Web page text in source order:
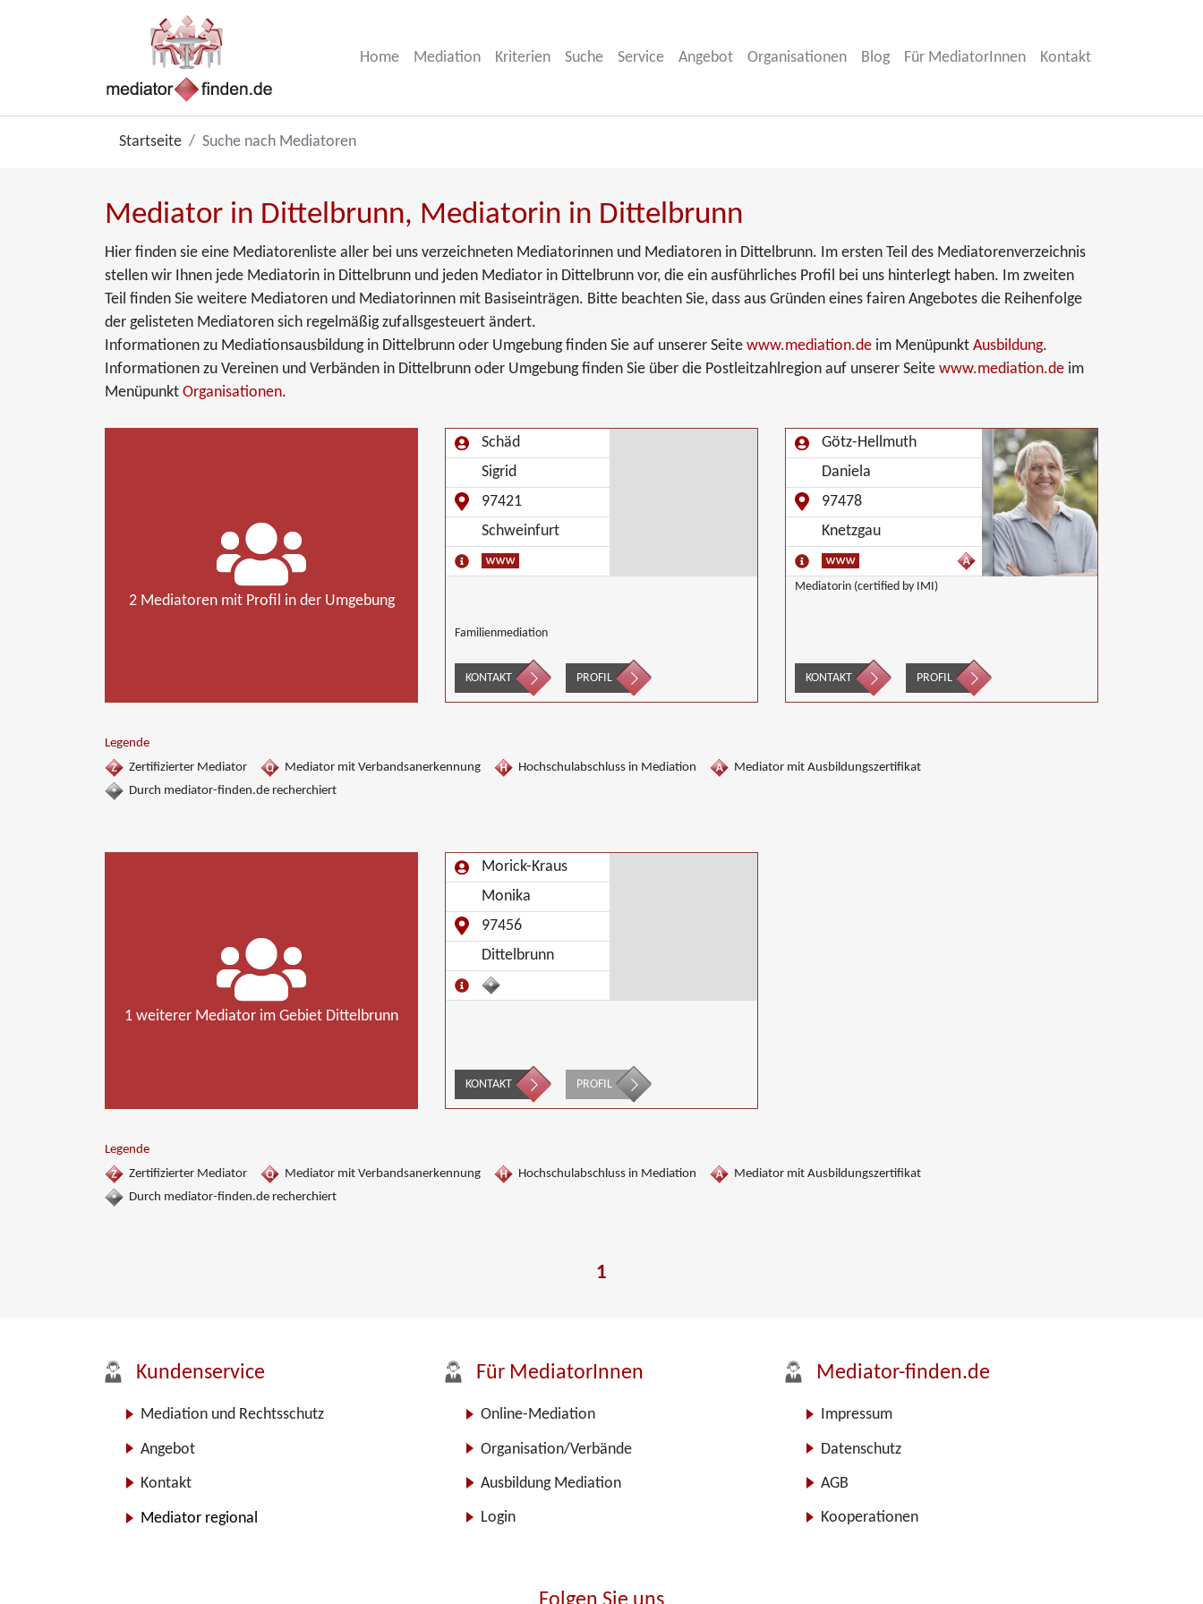
Home Mediation Kriterien Suche Service Angebot Organisationen Blog Für MediatorInnen Kontakt
Startseite Suche nach Mediatoren
Mediator in Dittelbrunn, Mediatorin in Dittelbrunn
Hier finden sie eine Mediatorenliste aller bei uns verzeichneten Mediatorinnen und Mediatoren in Dittelbrunn. Im ersten Teil des Mediatorenverzeichnis
stellen wir Ihnen jede Mediatorin in Dittelbrunn und jeden Mediator in Dittelbrunn vor, die ein ausführliches Profil bei uns hinterlegt haben. Im zweiten
Teil finden Sie weitere Mediatoren und Mediatorinnen mit Basiseinträgen. Bitte beachten Sie, dass aus Gründen eines fairen Angebotes die Reihenfolge
der gelisteten Mediatoren sich regelmäßig zufallsgesteuert ändert.
Informationen zu Mediationsausbildung in Dittelbrunn oder Umgebung finden Sie auf unserer Seite www.mediation.de im Menüpunkt Ausbildung.
Informationen zu Vereinen und Verbänden in Dittelbrunn oder Umgebung finden Sie über die Postleitzahlregion auf unserer Seite www.mediation.de im
Menüpunkt Organisationen.
2 Mediatoren mit Profil in der Umgebung
Schäd
Sigrid
97421
Schweinfurt
Familienmediation
KONTAKT PROFIL
Götz-Hellmuth
Daniela
97478
Knetzgau
Mediatorin (certified by IMI)
KONTAKT PROFIL
Legende
Zertifizierter Mediator
Mediator mit Verbandsanerkennung Hochschulabschluss in Mediation
Mediator mit Ausbildungszertifikat
Durch mediator-finden.de recherchiert
1 weiterer Mediator im Gebiet Dittelbrunn
Morick-Kraus
Monika
97456
Dittelbrunn
KONTAKT PROFIL
Legende
Zertifizierter Mediator
Mediator mit Verbandsanerkennung Hochschulabschluss in Mediation
Mediator mit Ausbildungszertifikat
Durch mediator-finden.de recherchiert
1
Kundenservice
Mediation und Rechtsschutz
Angebot
Kontakt
Mediator regional
Für MediatorInnen
Online-Mediation
Organisation/Verbände
Ausbildung Mediation
Login
Mediator-finden.de
Impressum
Datenschutz
AGB
Kooperationen